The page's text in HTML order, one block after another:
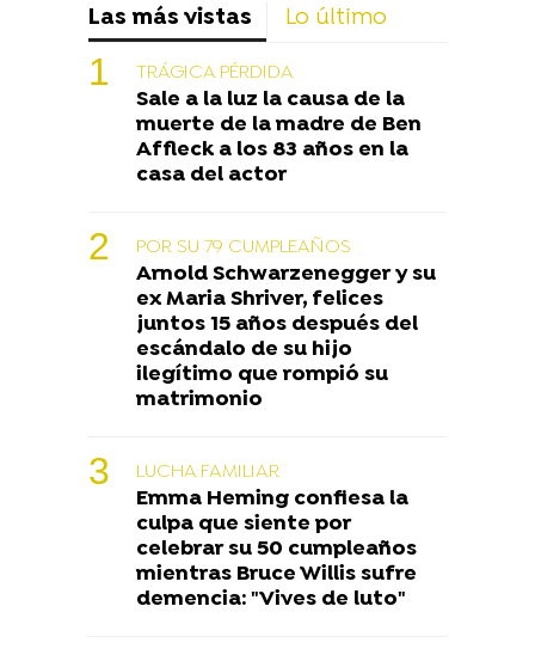
Las más vistas Lo último
TRÁGICA PÉRDIDA
Sale a la luz la causa de la
muerte de la madre de Ben
Affleck a los 83 años en la
casa del actor
POR SU 79 CUMPLEAÑOS
Arnold Schwarzenegger y su
ex Maria Shriver, felices
juntos 15 años después del
escándalo de su hijo
ilegítimo que rompió su
matrimonio
LUCHA FAMILIAR
Emma Heming confiesa la
culpa que siente por
celebrar su 50 cumpleaños
mientras Bruce Willis sufre
demencia: "Vives de luto"